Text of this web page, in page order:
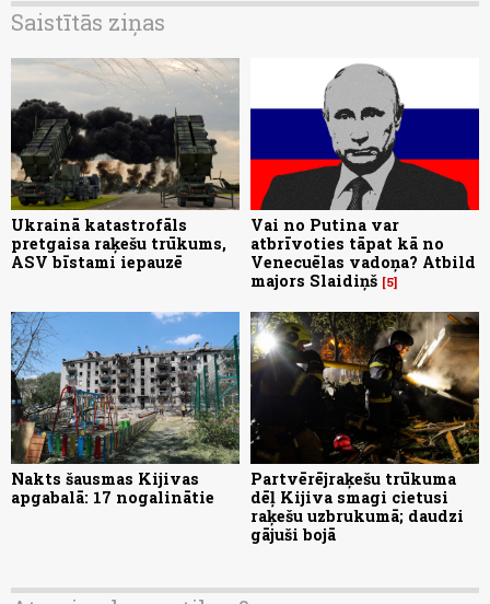
Saistītās ziņas
Ukrainā katastrofāls
pretgaisa raķešu trūkums,
ASV bīstami iepauzē
Vai no Putina var
atbrīvoties tāpat kā no
Venecuēlas vadoņa? Atbild
majors Slaidiņš 5
Nakts šausmas Kijivas
apgabalā: 17 nogalinātie
Partvērējraķešu trūkuma
dēļ Kijiva smagi cietusi
raķešu uzbrukumā; daudzi
gājuši bojā